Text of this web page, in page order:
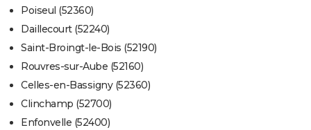
Poiseul (52360)
Daillecourt (52240)
Saint-Broingt-le-Bois (52190)
Rouvres-sur-Aube (52160)
Celles-en-Bassigny (52360)
Clinchamp (52700)
Enfonvelle (52400)